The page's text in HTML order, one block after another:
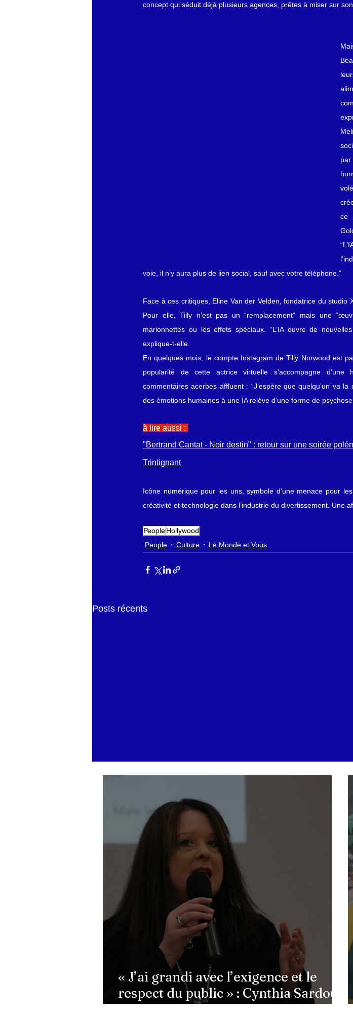
concept qui séduit déjà plusieurs agences, prêtes à miser sur son
ce
voie, il n’y aura plus de lien social, sauf avec votre téléphone.”
Face à ces critiques, Eline Van der Velden, fondatrice du studio
Pour elle, Tilly n’est pas un “remplacement” mais une
marionnettes ou les effets spéciaux. “L’IA ouvre de
explique-t-elle.
En quelques mois, le compte Instagram de Tilly Norwood est
popularité de cette actrice virtuelle s’accompagne
commentaires acerbes affluent : “J’espère que quelqu’un va
des émotions humaines à une IA relève d’une forme de
à lire aussi :
"Bertrand Cantat - Noir destin" : retour sur une soirée
Trintignant
Icône numérique pour les uns, symbole d’une menace pour
créativité et technologie dans l’industrie du divertissement. Une
PeopleHollywood
People
Culture Le Monde et Vous
Posts récents
« J’ai grandi avec l’exigence
et le respect du public » :
Cynthia Sardou répond aux
critiques et défend l’hommage
rendu à son père au Québec
Paul Seixas gêné
rencontre avec
Macron : ce détail
la panique dans
« J’ai grandi avec l’exigence et le
respect du public » : Cynthia Sardou